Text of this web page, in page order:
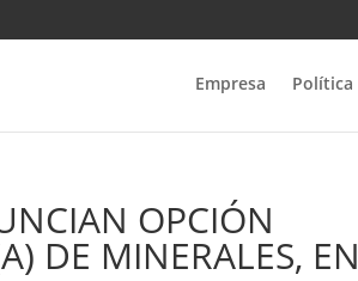
Empresa Política
OPCIÓN
DE MINERALES, EN